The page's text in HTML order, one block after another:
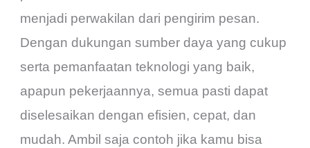
menjadi perwakilan dari pengirim pesan.
Dengan dukungan sumber daya yang cukup
serta pemanfaatan teknologi yang baik,
apapun pekerjaannya, semua pasti dapat
diselesaikan dengan efisien, cepat, dan
mudah. Ambil saja contoh jika kamu bisa